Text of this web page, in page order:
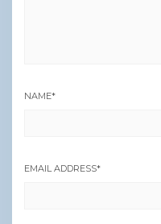
NAME*
EMAIL ADDRESS*